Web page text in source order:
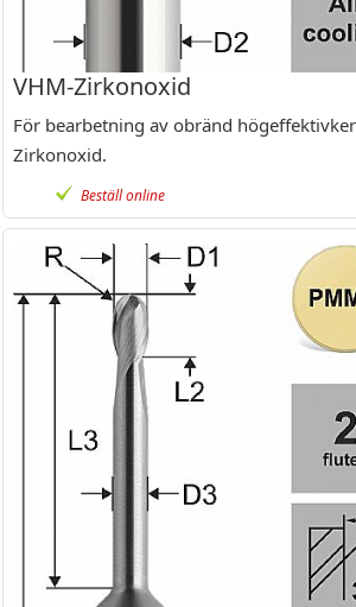
VHM-Zirkonoxid
För bearbetning av obränd
Zirkonoxid.
Beställ online